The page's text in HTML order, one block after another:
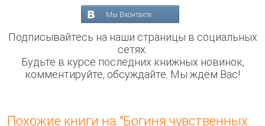
Мы Вконтакте
Подписывайтесь на наши страницы в социальных
сетях.
Будьте в курсе последних книжных новинок,
комментируйте, обсуждайте. Мы ждём Вас!
Похожие книги на "Богиня чувственных